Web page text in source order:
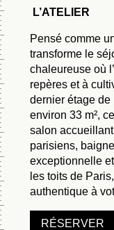
L’ATELIER
Pensé comme
transforme le
chaleureuse où
repères et à
dernier étage de
environ 33 m²,
salon
parisiens,
exceptionnelle
les toits de
authentique à
RÉSERVER